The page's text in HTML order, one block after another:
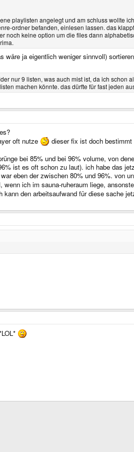
playlisten angelegt und am schluss wollte
ordner befanden, einlesen lassen. das
keine option um die files dann
ja eigentlich weniger sinnvoll)
nur 9 listen, was auch mist ist, da ich schon
machen könnte. das dürfte für fast jeden
oft nutze
dieser fix ist doch
bei 85% und bei 96% volume, von
ist es oft schon zu laut). ich habe das
eben der zwischen 80% und 96%. von
ich im sauna-ruheraum liege,
den arbeitsaufwand für diese sache